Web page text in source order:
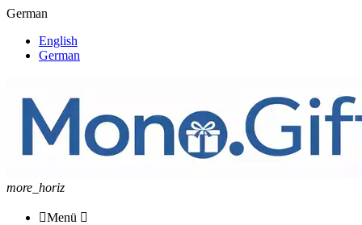
German
English
German
more_horiz
Menü 